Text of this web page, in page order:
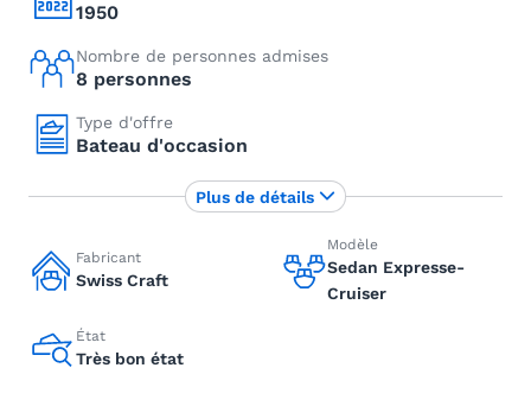
1950
Nombre de personnes admises
8 personnes
Type d'offre
Bateau d'occasion
Fabricant
Swiss Craft
Modèle
Sedan Expresse-
Cruiser
État
Très bon état
Plus de détails